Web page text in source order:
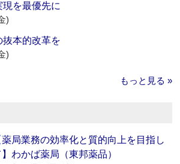
を最優先に
)
本的改革を
)
もっと見る »
薬局業務の効率化と質的向上を目指し
】わかば薬局（東邦薬品）